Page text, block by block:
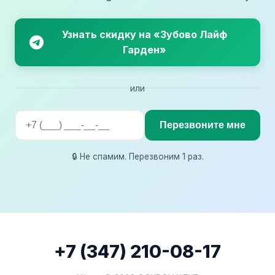
Узнать скидку на «Зубово Лайф
Гарден»
или
Перезвоните мне
🔒 Не спамим. Перезвоним 1 раз.
+7 (347) 210-08-17